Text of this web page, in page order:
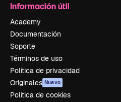
Información útil
Academy
Documentación
Soporte
Términos de uso
Política de privacidad
Originales Nuevo
Política de cookies